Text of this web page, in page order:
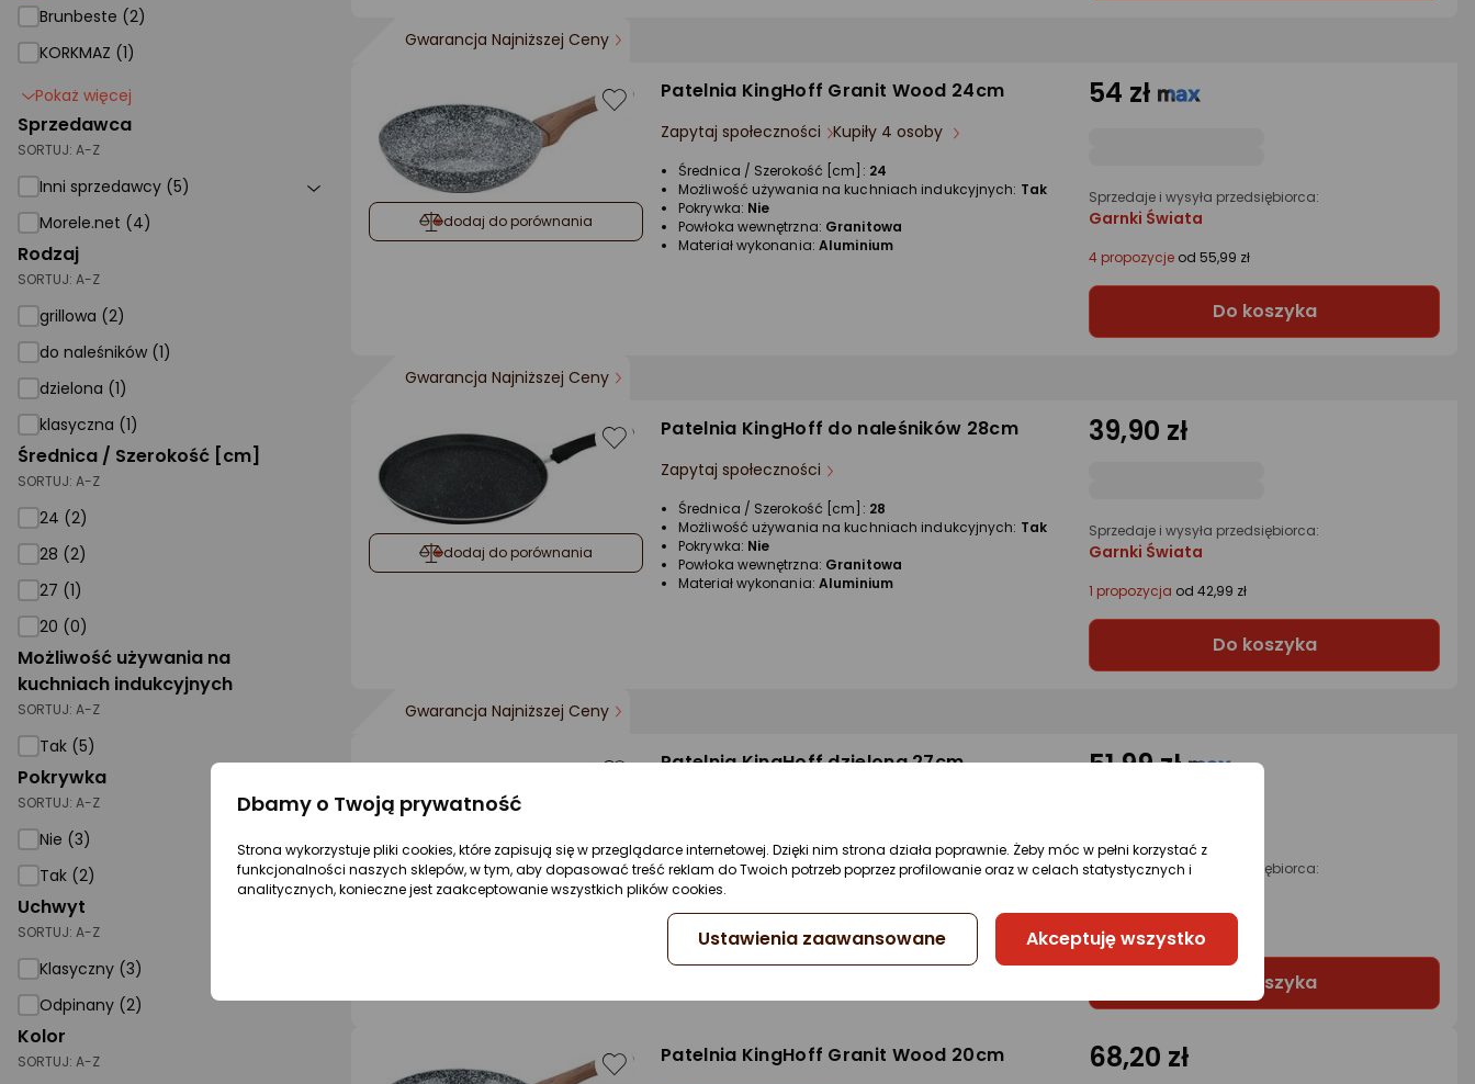
Brunbeste (2)
KORKMAZ (1)
Pokaż więcej
Sprzedawca
SORTUJ: A-Z
Inni sprzedawcy (5)
Morele.net (4)
Rodzaj
SORTUJ: A-Z
grillowa (2)
do naleśników (1)
dzielona (1)
klasyczna (1)
Średnica / Szerokość [cm]
SORTUJ: A-Z
24 (2)
28 (2)
27 (1)
20 (0)
Możliwość używania na
kuchniach indukcyjnych
SORTUJ: A-Z
Tak (5)
Pokrywka
SORTUJ: A-Z
Nie (3)
Tak (2)
Uchwyt
SORTUJ: A-Z
Klasyczny (3)
Odpinany (2)
Kolor
SORTUJ: A-Z
Gwarancja Najniższej Ceny
dodaj do porównania
Patelnia KingHoff Granit Wood 24cm
Zapytaj społeczności Kupiły 4 osoby
Średnica / Szerokość [cm]: 24
Możliwość używania na kuchniach indukcyjnych: Tak
Pokrywka: Nie
Powłoka wewnętrzna: Granitowa
Materiał wykonania: Aluminium
54 zł
Sprzedaje i wysyła przedsiębiorca:
Garnki Świata
4 propozycje od 55,99 zł
Do koszyka
Gwarancja Najniższej Ceny
dodaj do porównania
Patelnia KingHoff do naleśników 28cm
Zapytaj społeczności
Średnica / Szerokość [cm]: 28
Możliwość używania na kuchniach indukcyjnych: Tak
Pokrywka: Nie
Powłoka wewnętrzna: Granitowa
Materiał wykonania: Aluminium
39,90 zł
Sprzedaje i wysyła przedsiębiorca:
Garnki Świata
1 propozycja od 42,99 zł
Do koszyka
Gwarancja Najniższej Ceny
Patelnia KingHoff dzielona 27cm
Średnica / Szerokość [cm]:
Możliwość używania na kuchniach indukcyjnych:Tak
Pokrywka: Nie
Powłoka wewnętrzna:
Materiał wykonania:Aluminium
51,99 zł
Sprzedaje i wysyła przedsiębiorca:
4 propozycje od 56,74 zł
Do koszyka
Patelnia KingHoff Granit Wood 20cm 68,20 zł
Dbamy o Twoją prywatność
Strona wykorzystuje pliki cookies, które zapisują się w przeglądarce internetowej. Dzięki nim strona działa poprawnie. Żeby móc w pełni korzystać z
funkcjonalności naszych sklepów, w tym, aby dopasować treść reklam do Twoich potrzeb poprzez profilowanie oraz w celach statystycznych i
analitycznych, konieczne jest zaakceptowanie wszystkich plików cookies.
Ustawienia zaawansowane Akceptuję wszystko